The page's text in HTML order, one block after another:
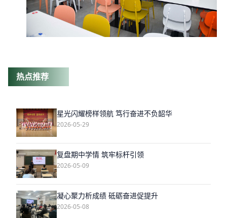
热点推荐
星光闪耀榜样领航 笃行奋进不负韶华
2026-05-29
复盘期中学情 筑牢标杆引领
2026-05-09
凝心聚力析成绩 砥砺奋进促提升
2026-05-08